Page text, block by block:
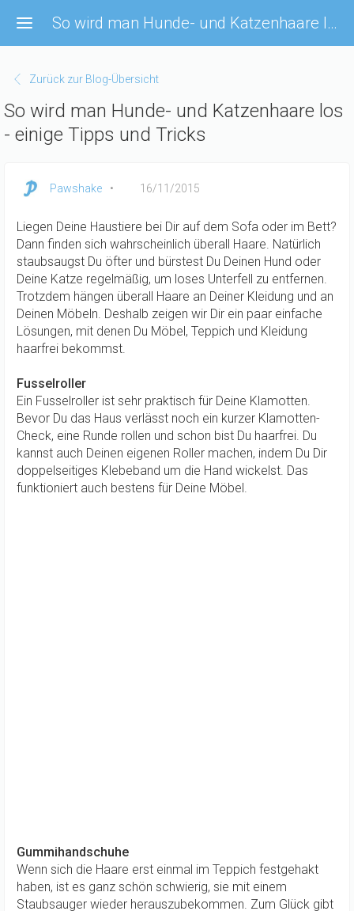
zum
Inhalt
So wird man Hunde- und Katzenhaare los - einige Tipps und Tricks
Zurück zur Blog-Übersicht
So wird man Hunde- und Katzenhaare los
- einige Tipps und Tricks
Pawshake 16/11/2015
Liegen Deine Haustiere bei Dir auf dem Sofa oder im Bett?
Dann finden sich wahrscheinlich überall Haare. Natürlich
staubsaugst Du öfter und bürstest Du Deinen Hund oder
Deine Katze regelmäßig, um loses Unterfell zu entfernen.
Trotzdem hängen überall Haare an Deiner Kleidung und an
Deinen Möbeln. Deshalb zeigen wir Dir ein paar einfache
Lösungen, mit denen Du Möbel, Teppich und Kleidung
haarfrei bekommst.
Fusselroller
Ein Fusselroller ist sehr praktisch für Deine Klamotten.
Bevor Du das Haus verlässt noch ein kurzer Klamotten-
Check, eine Runde rollen und schon bist Du haarfrei. Du
kannst auch Deinen eigenen Roller machen, indem Du Dir
doppelseitiges Klebeband um die Hand wickelst. Das
funktioniert auch bestens für Deine Möbel.
Gummihandschuhe
Wenn sich die Haare erst einmal im Teppich festgehakt
haben, ist es ganz schön schwierig, sie mit einem
Staubsauger wieder herauszubekommen. Zum Glück gibt